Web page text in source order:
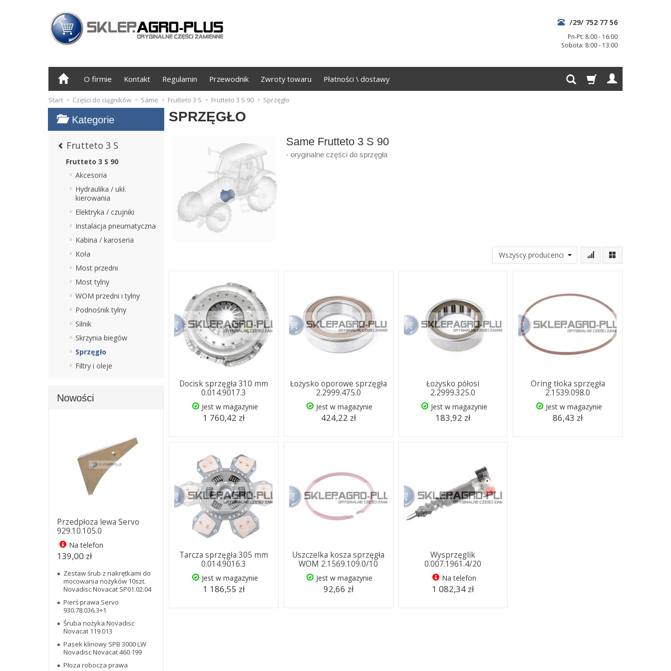
/29/ 752 77 56
Pn-Pt: 8:00 - 16:00
Sobota: 8:00 - 13:00
O firmie Kontakt Regulamin Przewodnik Zwroty towaru Płatności \ dostawy
Start Części do ciągników Same Frutteto 3 S Frutteto 3 S 90 Sprzęgło
SPRZĘGŁO
Same Frutteto 3 S 90
- oryginalne części do sprzęgła
Docisk sprzęgła 310 mm
0.014.9017.3
Jest w magazynie
1 760,42 zł
Łożysko oporowe sprzęgła
2.2999.475.0
Jest w magazynie
424,22 zł
Łożysko półosi
2.2999.325.0
Jest w magazynie
183,92 zł
Oring tłoka sprzęgła
2.1539.098.0
Jest w magazynie
86,43 zł
Tarcza sprzęgła 305 mm
0.014.9016.3
Jest w magazynie
1 186,55 zł
Uszczelka kosza sprzęgła
WOM 2.1569.109.0/10
Jest w magazynie
92,66 zł
Wysprzęglik
0.007.1961.4/20
Na telefon
1 082,34 zł
Kategorie
Frutteto 3 S
Frutteto 3 S 90
Akcesoria
Hydraulika / ukł.
kierowania
Elektryka / czujniki
Instalacja pneumatyczna
Kabina / karoseria
Koła
Most przedni
Most tylny
WOM przedni i tylny
Podnośnik tylny
Silnik
Skrzynia biegów
Sprzęgło
Filtry i oleje
Nowości
Przedpłoza lewa Servo
929.10.105.0
Na telefon
139,00 zł
Zestaw śrub z nakrętkami do
mocowania nożyków 10szt.
Novadisc Novacat SP01.02.04
Pierś prawa Servo
930.78.036.3+1
Śruba nożyka Novadisc
Novacat 119.013
Pasek klinowy SPB 3000 LW
Novadisc Novacat 460.199
Płoza robocza prawa